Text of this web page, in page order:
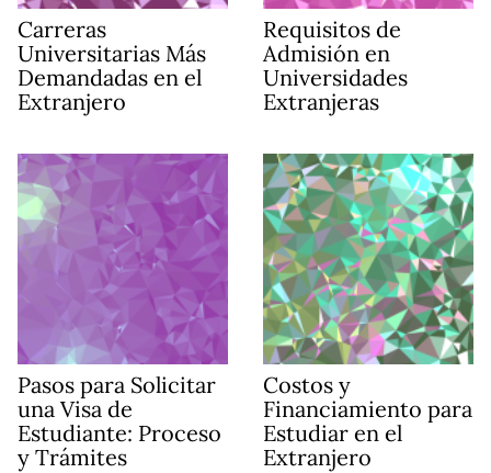
Carreras
Universitarias Más
Demandadas en el
Extranjero
Requisitos de
Admisión en
Universidades
Extranjeras
Pasos para Solicitar
una Visa de
Estudiante: Proceso
y Trámites
Costos y
Financiamiento para
Estudiar en el
Extranjero